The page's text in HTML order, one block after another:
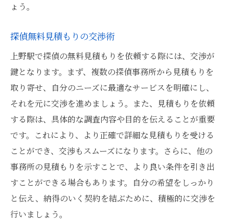
ょう。
探偵無料見積もりの交渉術
上野駅で探偵の無料見積もりを依頼する際には、交渉が
鍵となります。まず、複数の探偵事務所から見積もりを
取り寄せ、自分のニーズに最適なサービスを明確にし、
それを元に交渉を進めましょう。また、見積もりを依頼
する際は、具体的な調査内容や目的を伝えることが重要
です。これにより、より正確で詳細な見積もりを受ける
ことができ、交渉もスムーズになります。さらに、他の
事務所の見積もりを示すことで、より良い条件を引き出
すことができる場合もあります。自分の希望をしっかり
と伝え、納得のいく契約を結ぶために、積極的に交渉を
行いましょう。